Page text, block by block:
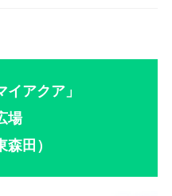
アクア」
場
森田）